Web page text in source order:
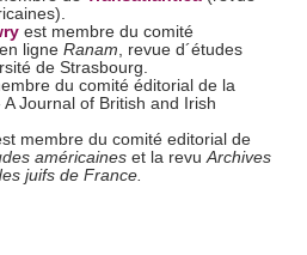
est membre du comité
ligne Ranam, revue d´études
de Strasbourg.
du comité éditorial de la
A Journal of British and Irish
membre du comité editorial de
américaines et la revuArchives
juifs de France.